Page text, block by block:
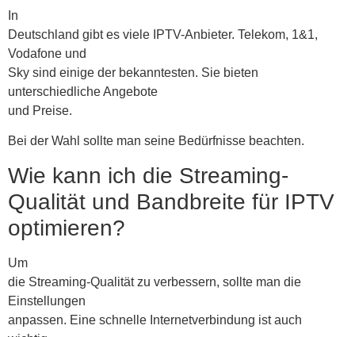
In
Deutschland gibt es viele IPTV-Anbieter. Telekom, 1&1,
Vodafone und
Sky sind einige der bekanntesten. Sie bieten
unterschiedliche Angebote
und Preise.
Bei der Wahl sollte man seine Bedürfnisse beachten.
Wie kann ich die Streaming-
Qualität und Bandbreite für IPTV
optimieren?
Um
die Streaming-Qualität zu verbessern, sollte man die
Einstellungen
anpassen. Eine schnelle Internetverbindung ist auch